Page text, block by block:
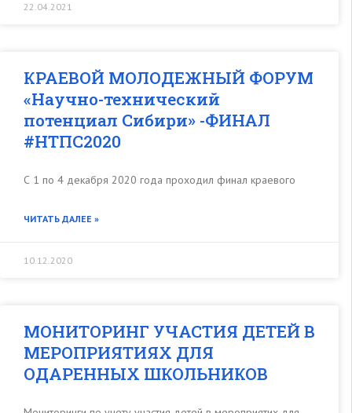
22.04.2021
КРАЕВОЙ МОЛОДЕЖНЫЙ ФОРУМ
«Научно-технический
потенциал Сибири» -ФИНАЛ
#НТПС2020
С 1 по 4 декабря 2020 года проходил финал краевого
ЧИТАТЬ ДАЛЕЕ »
10.12.2020
МОНИТОРИНГ УЧАСТИЯ ДЕТЕЙ В
МЕРОПРИЯТИЯХ ДЛЯ
ОДАРЕННЫХ ШКОЛЬНИКОВ